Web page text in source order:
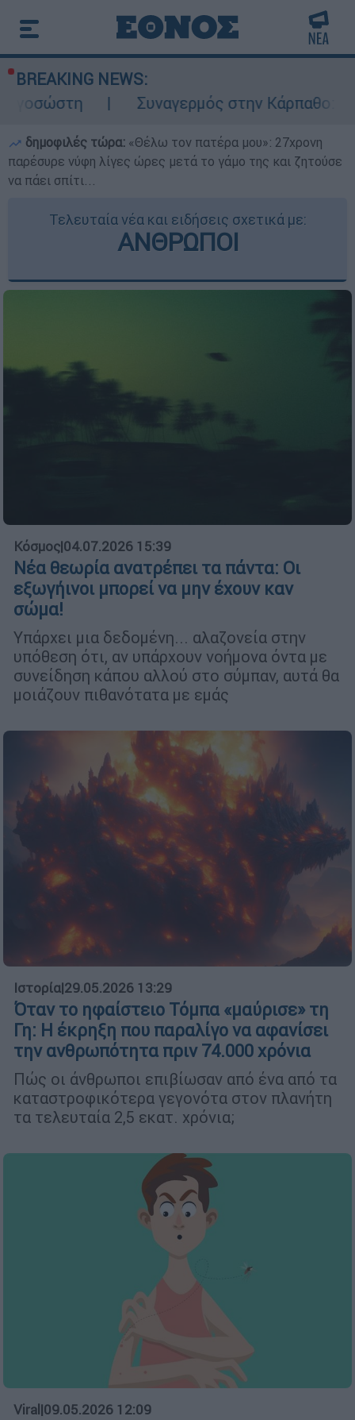
BREAKING NEWS:
Συναγερμός στην Κάρπαθο: Βρέθηκαν
δημοφιλές τώρα: «Θέλω τον πατέρα μου»: 27χρονη
παρέσυρε νύφη λίγες ώρες μετά το γάμο της και ζητούσε
να πάει σπίτι...
Τελευταία νέα και ειδήσεις σχετικά με:
ΑΝΘΡΩΠΟΙ
Κόσμος|04.07.2026 15:39
Νέα θεωρία ανατρέπει τα πάντα: Οι
εξωγήινοι μπορεί να μην έχουν καν
σώμα!
Υπάρχει μια δεδομένη... αλαζονεία στην
υπόθεση ότι, αν υπάρχουν νοήμονα όντα με
συνείδηση κάπου αλλού στο σύμπαν, αυτά θα
μοιάζουν πιθανότατα με εμάς
Ιστορία|29.05.2026 13:29
Όταν το ηφαίστειο Τόμπα «μαύρισε» τη
Γη: Η έκρηξη που παραλίγο να αφανίσει
την ανθρωπότητα πριν 74.000 χρόνια
Πώς οι άνθρωποι επιβίωσαν από ένα από τα
καταστροφικότερα γεγονότα στον πλανήτη
τα τελευταία 2,5 εκατ. χρόνια;
Viral |09.05.2026 12:09